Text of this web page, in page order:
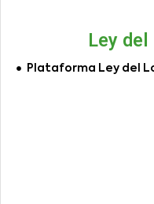
Ley del
Plataforma Ley del